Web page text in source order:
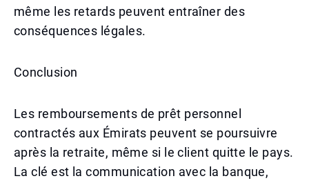
même les retards peuvent entraîner des
conséquences légales.
Conclusion
Les remboursements de prêt personnel
contractés aux Émirats peuvent se poursuivre
après la retraite, même si le client quitte le pays.
La clé est la communication avec la banque,